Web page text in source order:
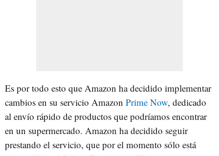
Es por todo esto que Amazon ha decidido implementar
cambios en su servicio Amazon Prime Now, dedicado
al envío rápido de productos que podríamos encontrar
en un supermercado. Amazon ha decidido seguir
prestando el servicio, que por el momento sólo está